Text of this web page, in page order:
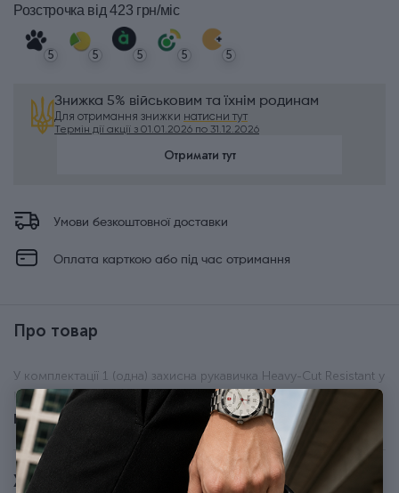
Розстрочка від 423 грн/міс
5 5 5 5 5
Знижка 5% військовим та їхнім родинам
Для отримання знижки натисни тут
Термін дії акції з 01.01.2026 по 31.12.2026
Отримати тут
Умови безкоштовної доставки
Оплата карткою або під час отримання
Про товар
У комплектації 1 (одна) захисна рукавичка Heavy-Cut Resistant у
розмірі M
Показати всі
Характеристики